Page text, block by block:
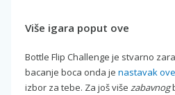
Više igara poput ove
Bottle Flip Challenge je stvarno
bacanje boca onda je nastavak
izbor za tebe. Za još više zabavnog